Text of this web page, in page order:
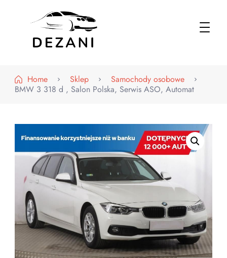
Home
Sklep
Samochody osobowe
BMW 3 318 d , Salon Polska, Serwis ASO, Automat